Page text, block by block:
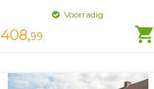
shopping_cart
WOODY Sammy
Voorradig
408,99